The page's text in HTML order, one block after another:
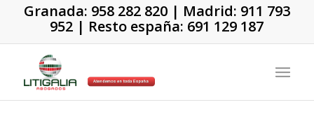
Granada: 958 282 820| Madrid: 911 793
952 | Resto españa: 691 129 187